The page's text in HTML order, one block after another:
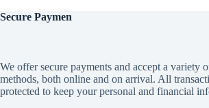
Secure Paymen
We offer secure payments and accept a variety
methods, both online and on arrival. All
protected to keep your personal and financial